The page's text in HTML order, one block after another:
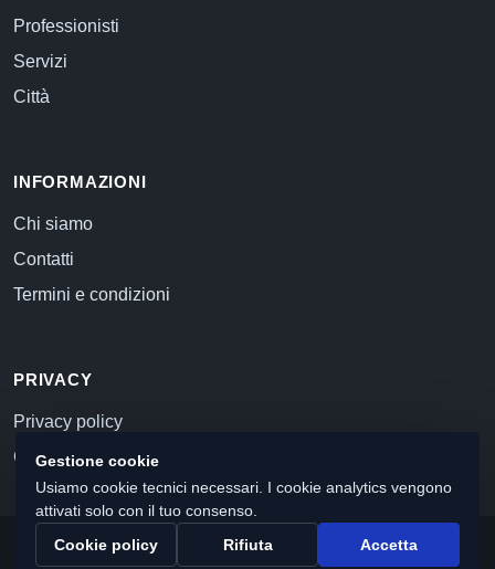
Professionisti
Servizi
Città
INFORMAZIONI
Chi siamo
Contatti
Termini e condizioni
PRIVACY
Privacy policy
Cookie policy
© 2026 Commercialista.com
C.F. e P.IVA 12059071006
Gestione cookie
Usiamo cookie tecnici necessari. I cookie analytics vengono
attivati solo con il tuo consenso.
Cookie policy
Rifiuta Accetta